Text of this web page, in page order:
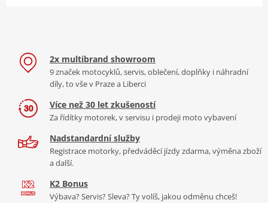
2x multibrand showroom
9 značek motocyklů, servis, oblečení, doplňky i náhradní
díly, to vše v Praze a Liberci
Více než 30 let zkušeností
Za řídítky motorek, v servisu i prodeji moto vybavení
Nadstandardní služby
Registrace motorky, předváděcí jízdy zdarma, výměna zboží
a další.
K2 Bonus
Výbava? Servis? Sleva? Ty volíš, jakou odměnu chceš!